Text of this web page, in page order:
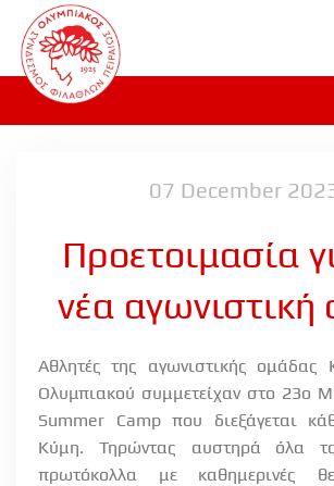
Skip to main content
07 December
Προετοιμασία
νέα αγωνιστική
Αθλητές της αγωνιστικής ομάδας
Ολυμπιακού συμμετείχαν στο 23ο
Summer Camp που διεξάγεται
Κύμη. Τηρώντας αυστηρά όλα τα
πρωτόκολλα με καθημερινές